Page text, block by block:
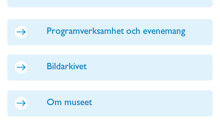
Programverksamhet och evenemang
Bildarkivet
Om museet